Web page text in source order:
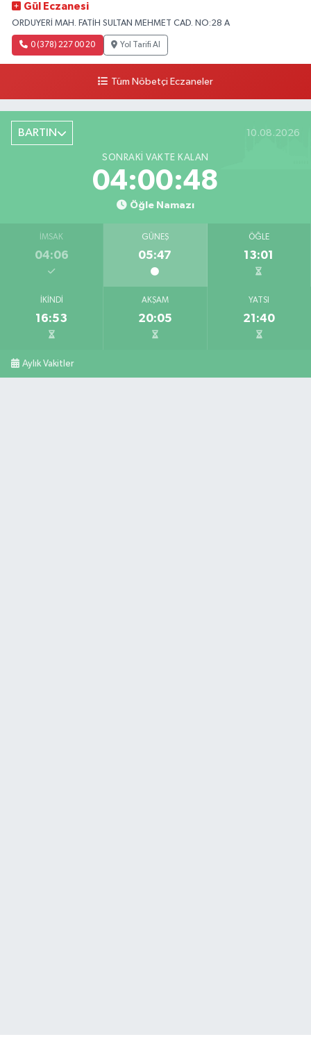
Gül Eczanesi
ORDUYERİ MAH. FATİH SULTAN MEHMET CAD. NO:28 A
0 (378) 227 00 20 Yol Tarifi Al
Tüm Nöbetçi Eczaneler
BARTIN 10.08.2026
SONRAKI VAKTE KALAN
04:00:47
Öğle Namazı
İMSAK
04:06
GÜNEŞ
05:47
ÖĞLE
13:01
İKINDI
16:53
AKŞAM
20:05
YATSI
21:40
Aylık Vakitler